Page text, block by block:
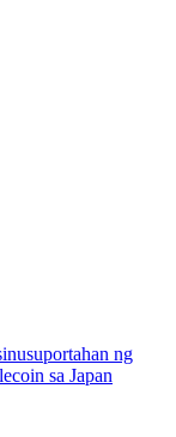
ng
sa Japan